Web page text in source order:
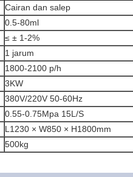
Cairan dan salep
0.5-80ml
≤ ± 1-2%
1 jarum
1800-2100 p/h
3KW
380V/220V 50-60Hz
0.55-0.75Mpa 15L/S
L1230 × W850 × H1800mm
500kg